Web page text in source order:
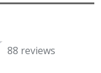
88 reviews